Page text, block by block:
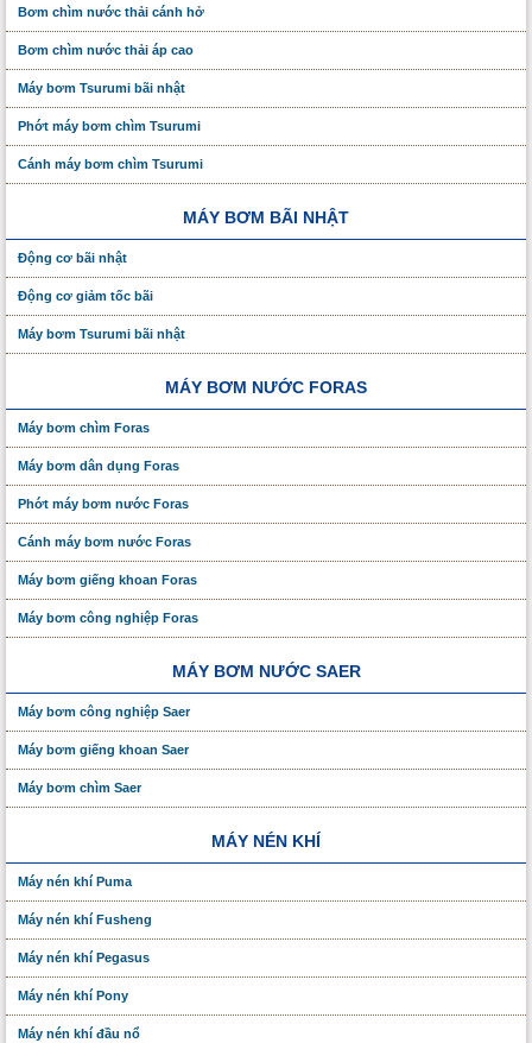
Bơm chìm nước thải cánh hở
Bơm chìm nước thải áp cao
Máy bơm Tsurumi bãi nhật
Phớt máy bơm chìm Tsurumi
Cánh máy bơm chìm Tsurumi
MÁY BƠM BÃI NHẬT
Động cơ bãi nhật
Động cơ giảm tốc bãi
Máy bơm Tsurumi bãi nhật
MÁY BƠM NƯỚC FORAS
Máy bơm chìm Foras
Máy bơm dân dụng Foras
Phớt máy bơm nước Foras
Cánh máy bơm nước Foras
Máy bơm giếng khoan Foras
Máy bơm công nghiệp Foras
MÁY BƠM NƯỚC SAER
Máy bơm công nghiệp Saer
Máy bơm giếng khoan Saer
Máy bơm chìm Saer
MÁY NÉN KHÍ
Máy nén khí Puma
Máy nén khí Fusheng
Máy nén khí Pegasus
Máy nén khí Pony
Máy nén khí đầu nổ